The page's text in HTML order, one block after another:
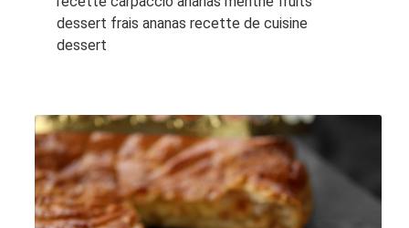
dessert frais ananas recette de cuisine
dessert